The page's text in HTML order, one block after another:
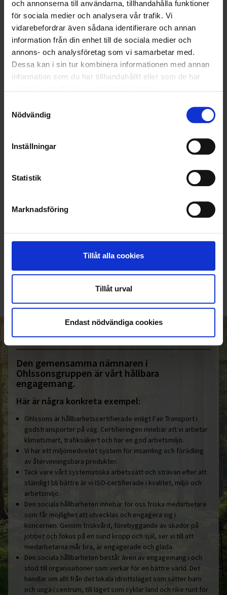
och annonserna till användarna, tillhandahålla funktioner
för sociala medier och analysera vår trafik. Vi
vidarebefordrar även sådana identifierare och annan
information från din enhet till de sociala medier och
annons- och analysföretag som vi samarbetar med.
Dessa kan i sin tur kombinera informationen med annan
information som du har tillhandahållit eller som de har
Nödvändig
Inställningar
Statistik
Marknadsföring
Tillåt alla cookies
Tillåt urval
Endast nödvändiga cookies
RENHÅLLNING
SAMARBETEN
SOCIALT ANSVAR
VELLINGE
KUNDTJÄNST
info@ohlssons.se
HELT ENKELT HÅLLBART
Den gemensamma nämnaren i
Ohlssonsgruppen är vårt hållbara
engagemang.
Här är några konkreta exempel:
Ohlssons är hållbarhetscertifierade enligt Fair Transport i
godstransporter på väg. Certifieringen innebär att vi arbetar
klimatsmart, trafiksäkert och har en god arbetsmiljö.
Vi har ett miljömedvetet system för insamling och förädling
av återvinningsbara produkter.
Tack vare vårt systematiska arbetssätt och strävan efter att
ständigt bli bättre är vi ISO-certifierade i kvalitet, miljö och
arbetsmiljö.
Den sociala hållbarheten innebär för oss friska medarbetare
som får möjlighet att utvecklas och engagera sig i
koncernen. Genom friskvård, förebyggande av skador på
jobbet och fokus på en sund kropp och själ, ser vi till att
medarbetarna mår bra, är engagerade och glada.
Den sociala hållbarheten består även av engagemang i och
stöd till organisationer som verkar för en bättre värld. Det
handlar om allt från det lokala idrottslaget som sätter barn
och unga i centrum, till laget som cyklar land och rike runt för